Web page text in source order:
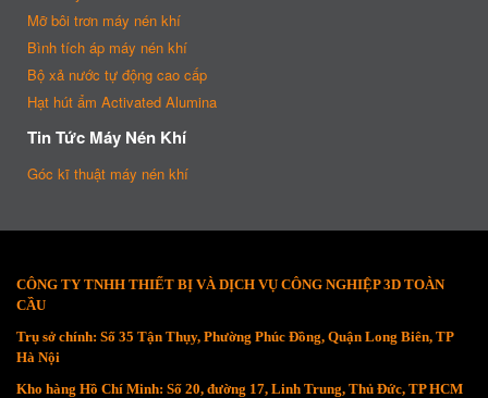
Mỡ bôi trơn máy nén khí
Bình tích áp máy nén khí
Bộ xả nước tự động cao cấp
Hạt hút ẩm Activated Alumina
Tin Tức Máy Nén Khí
Góc kĩ thuật máy nén khí
CÔNG TY TNHH THIẾT BỊ VÀ DỊCH VỤ CÔNG NGHIỆP 3D TOÀN
CẦU
Trụ sở chính: Số 35 Tận Thụy, Phường Phúc Đồng, Quận Long Biên, TP
Hà Nội
Kho hàng Hồ Chí Minh: Số 20, đường 17, Linh Trung, Thủ Đức, TP HCM